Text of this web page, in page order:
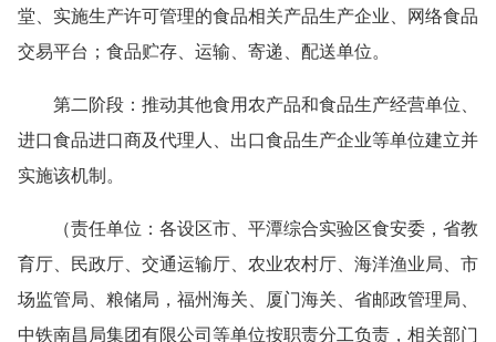
堂、实施生产许可管理的食品相关产品生产企业、网络食品
交易平台；食品贮存、运输、寄递、配送单位。
第二阶段：推动其他食用农产品和食品生产经营单位、
进口食品进口商及代理人、出口食品生产企业等单位建立并
实施该机制。
（责任单位：各设区市、平潭综合实验区食安委，省教
育厅、民政厅、交通运输厅、农业农村厅、海洋渔业局、市
场监管局、粮储局，福州海关、厦门海关、省邮政管理局、
中铁南昌局集团有限公司等单位按职责分工负责，相关部门